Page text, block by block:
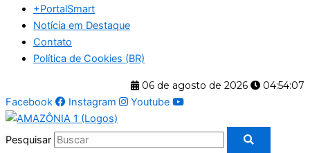
+PortalSmart
Notícia em Destaque
Contato
Política de Cookies (BR)
06 de agosto de 2026
04:54:07
Facebook
Instagram Youtube
Pesquisar